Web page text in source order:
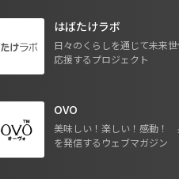
はばたけラボ
日々のくらしを通じて未来
応援するプロジェクト
OVO
美味しい！楽しい！感動！
を発信するウェブマガジン